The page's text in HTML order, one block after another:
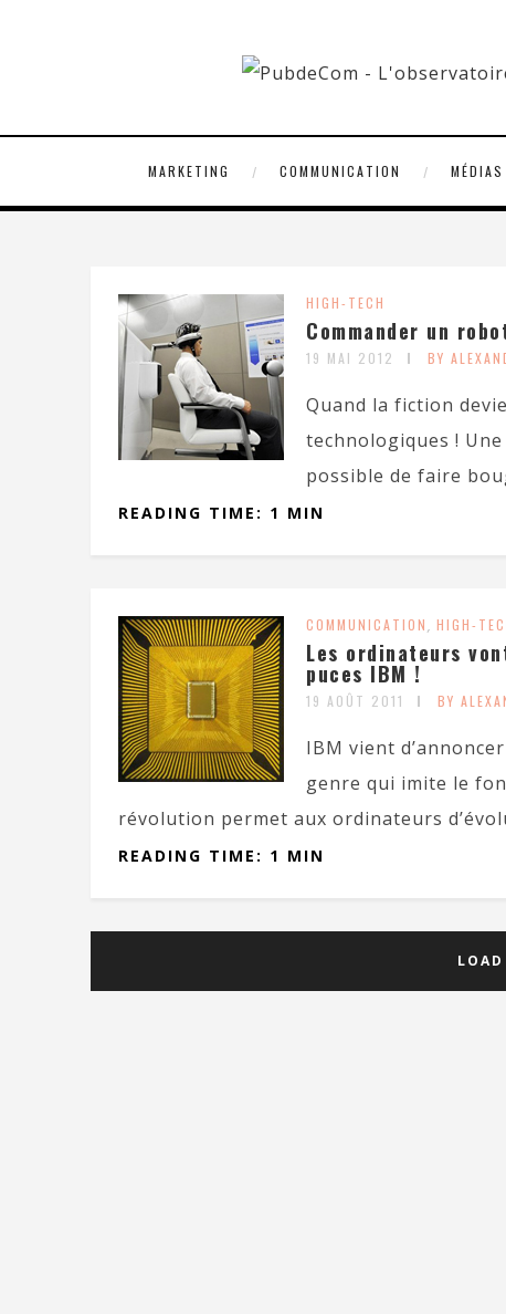
MARKETING COMMUNICATION MÉDIAS
HIGH-TECH
Commander un
19 MAI 2012 BY
Quand la fiction
technologiques !
possible de faire
READING TIME: 1 MIN
COMMUNICATION, HIGH-
Les ordinateurs
puces IBM !
19 AOÛT 2011 BY
IBM vient
genre qui imite le
révolution permet aux ordinateurs
READING TIME: 1 MIN